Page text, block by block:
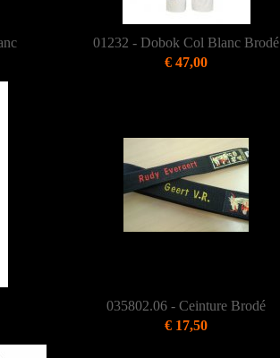
01232 - Dobok Col Blanc Brodé
€ 47,00
035802.06 - Ceinture Brodé
€ 17,50